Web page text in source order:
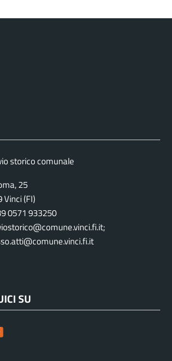
storico comunale
25
Vinci (FI)
0571 933250
SU